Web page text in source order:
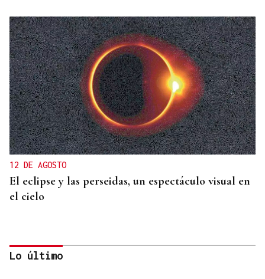
12 DE AGOSTO
El eclipse y las perseidas, un espectáculo visual en
el cielo
Lo último